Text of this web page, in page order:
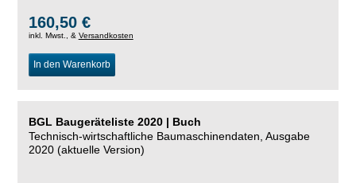
160,50 €
inkl. Mwst., & Versandkosten
In den Warenkorb
BGL Baugeräteliste 2020 | Buch
Technisch-wirtschaftliche Baumaschinendaten, Ausgabe
2020 (aktuelle Version)